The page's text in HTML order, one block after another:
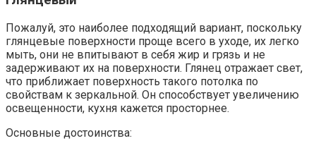
Пожалуй, это наиболее подходящий вариант, поскольку
глянцевые поверхности проще всего в уходе, их легко
мыть, они не впитывают в себя жир и грязь и не
задерживают их на поверхности. Глянец отражает свет,
что приближает поверхность такого потолка по
свойствам к зеркальной. Он способствует увеличению
освещенности, кухня кажется просторнее.
Основные достоинства: